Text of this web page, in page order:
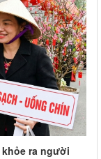
ra người